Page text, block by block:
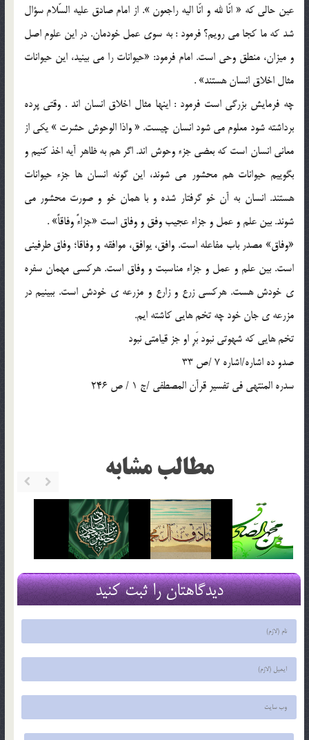
عين حالي که « انّا لله و انّا اليه راجعون ». از امام صادق عليه السّلام سؤال
شد که ما کجا مي رويم؟ فرمود : به سوي عمل خودمان. در اين علوم اصل
و ميزان، منطق وحي است. امام فرمود: «حيوانات را مي بينيد، اين حيوانات
مثال اخلاق انسان هستند» .
چه فرمايش بزرگي است فرمود : اينها مثال اخلاق انسان اند . وقتي پرده
برداشته شود معلوم مي شود انسان چيست. « واذا الوحوش حشرت » يکي از
معاني انسان است که بعضي جزء وحوش اند. اگر هم به ظاهر آيه اخذ کنيم و
بگوييم حيوانات هم محشور مي شوند، اين گونه انسان ها جزء حيوانات
هستند. انسان به آن خو گرفتار شده و با همان خو و صورت محشور مي
شوند. بين علم و عمل و جزاء عجيب وفق و وفاق است «جزاءً وفاقاً» .
«وفاق» مصدر باب مفاعله است. وافق، يوافق، موافقه و وفاقا؛ وفاق طرفيني
است. بين علم و عمل و جزاء مناسبت و وفاق است. هرکسي مهمان سفره
ي خودش هست. هرکسي زرع و زارع و مزرعه ي خودش است. ببينيم در
مزرعه ي جان خود چه تخم هايي کاشته ايم.
تخم هايي که شهوتي نبود بَرِ او جز قيامتي نبود
صدو ده اشاره/اشاره 7 /ص 33
سدره المنتهي في تفسير قرآن المصطفي /ج 1 / ص 246
مطالب مشابه
دیدگاهتان را ثبت کنید